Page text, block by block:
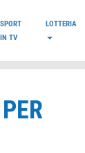
SPORT
IN TV
LOTTERIA